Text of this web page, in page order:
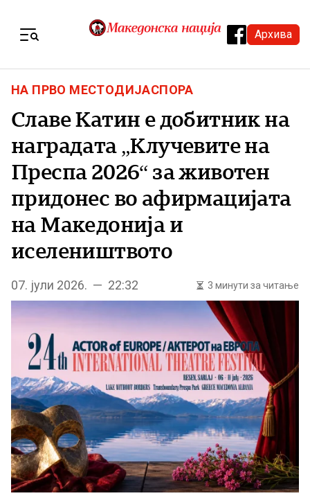
Архива
НА ПРВО МЕСТОДИЈАСПОРА
Славе Катин е добитник на
наградата „Клучевите на
Преспа 2026“ за животен
придонес во афирмацијата
на Македонија и
иселеништвото
07. јули 2026. — 22:32 3 минути за читање